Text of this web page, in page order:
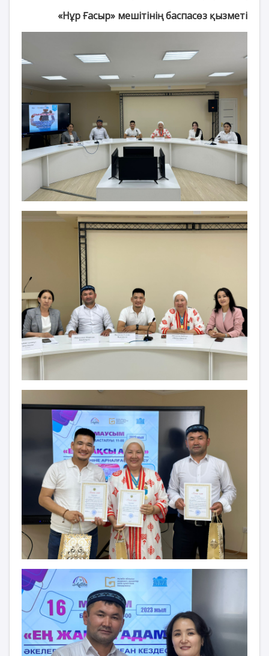
«Нұр Ғасыр» мешітінің баспасөз қызметі